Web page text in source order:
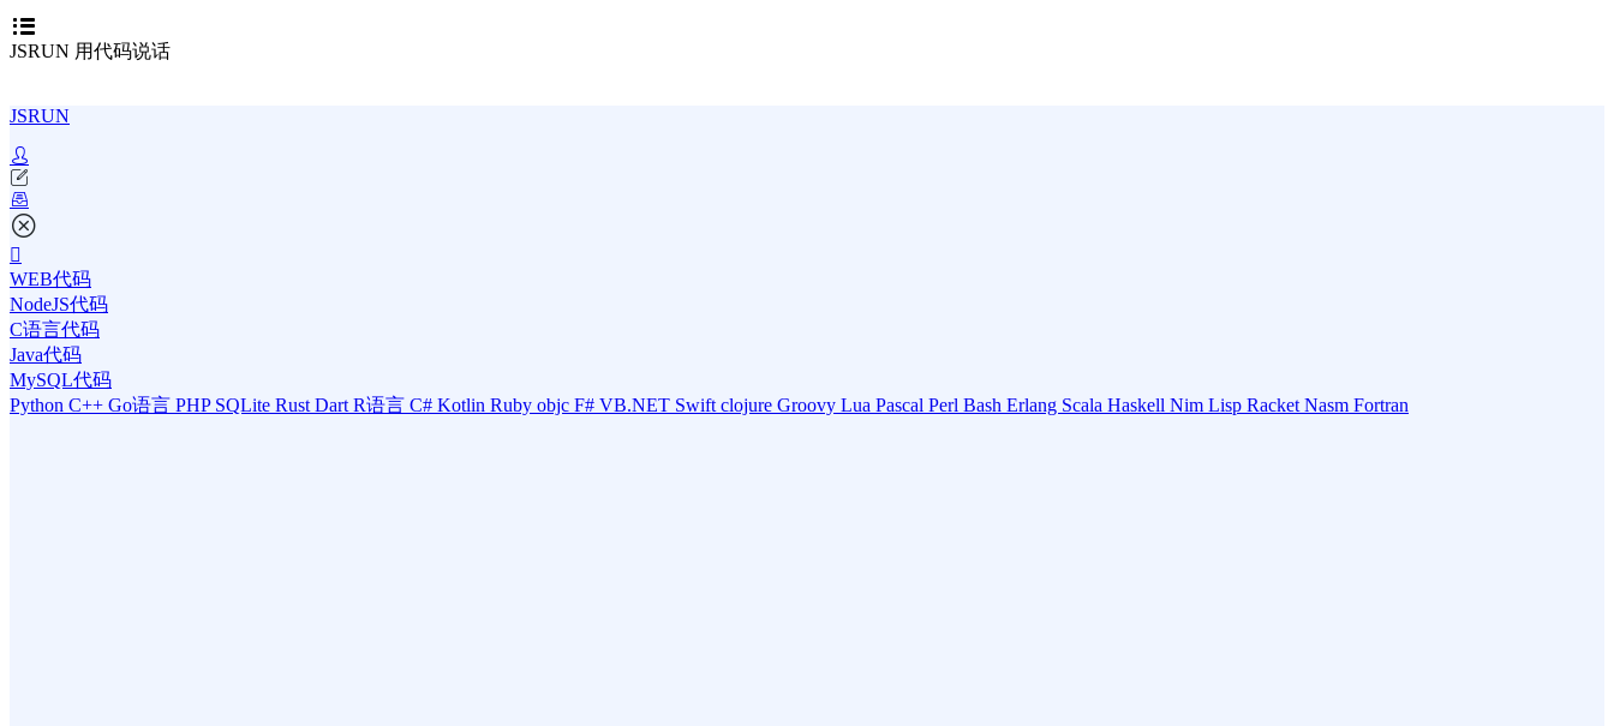
JSRUN 用代码说话
JSRUN
WEB代码
NodeJS代码
C语言代码
Java代码
MySQL代码
Python C++ Go语言 PHP SQLite Rust Dart R语言 C# Kotlin Ruby objc F# VB.NET Swift clojure Groovy Lua Pascal Perl Bash Erlang Scala Haskell Nim Lisp Racket Nasm Fortran